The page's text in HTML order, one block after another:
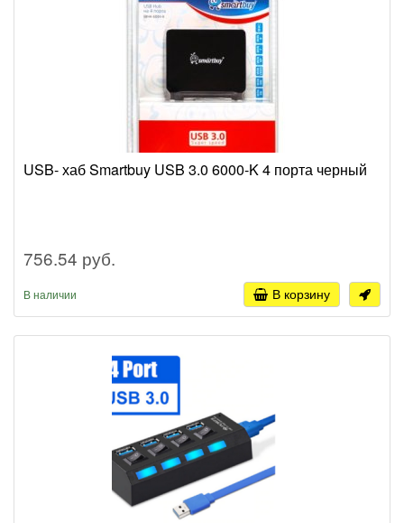
USB- хаб Smartbuy USB 3.0 6000-K 4 порта черный
756.54 руб.
В наличии В корзину